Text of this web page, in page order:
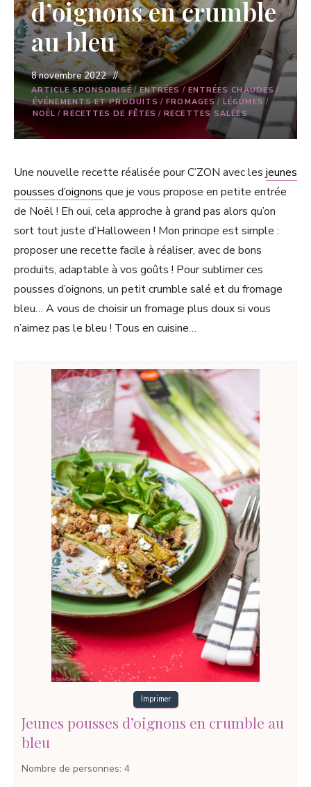
d’oignons en crumble
au bleu
8 novembre 2022
ARTICLE SPONSORISÉ/ENTRÉES/ ENTRÉES CHAUDES /
ÉVÉNEMENTS ET PRODUITS / FROMAGES/ LÉGUMES/
NOËL / RECETTES DE FÊTES / RECETTES SALÉES
Une nouvelle recette réalisée pour C’ZON avec les jeunes
pousses d’oignons que je vous propose en petite entrée
de Noël ! Eh oui, cela approche à grand pas alors qu’on
sort tout juste d’Halloween ! Mon principe est simple :
proposer une recette facile à réaliser, avec de bons
produits, adaptable à vos goûts ! Pour sublimer ces
pousses d’oignons, un petit crumble salé et du fromage
bleu… A vous de choisir un fromage plus doux si vous
n’aimez pas le bleu ! Tous en cuisine…
Imprimer
Jeunes pousses d’oignons en crumble au
bleu
Nombre de personnes: 4